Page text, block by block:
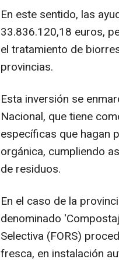
En este sentido, las
33.836.120,18 euros,
el tratamiento de
provincias.
Esta inversión se
Nacional, que tiene
específicas que hagan
orgánica, cumpliendo
de residuos.
En el caso de la
denominado
Selectiva (FORS)
fresca, en instalación